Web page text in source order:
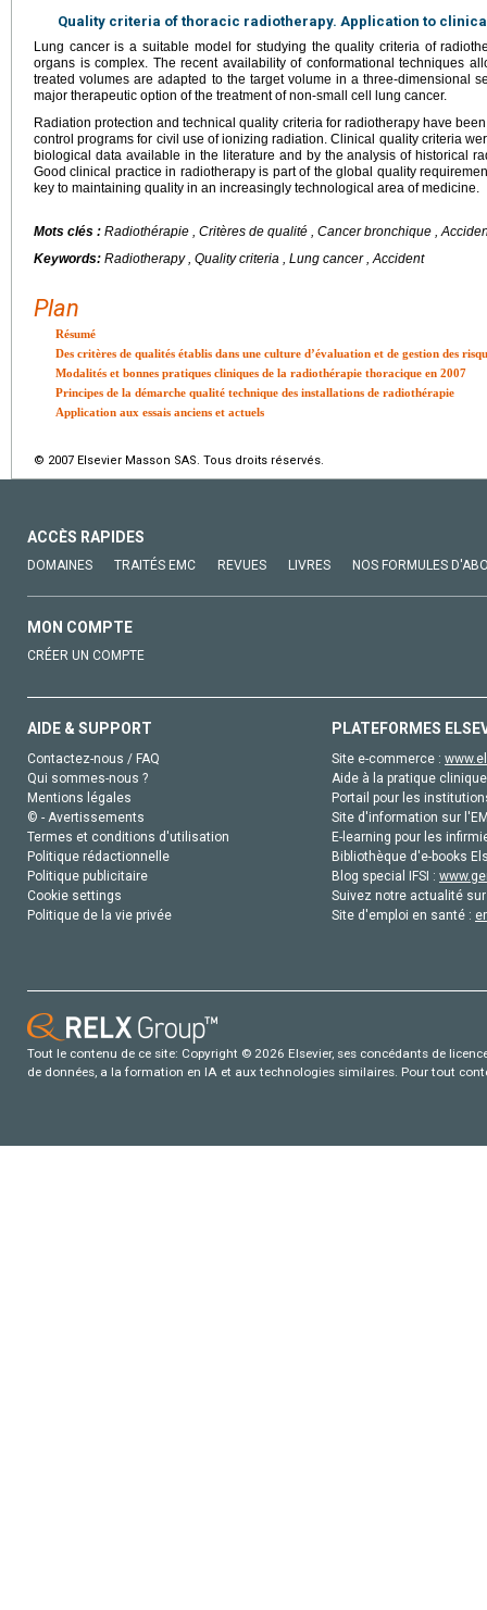
Quality criteria of thoracic radiotherapy. Application to
Lung cancer is a suitable model for studying the quality criteria of
organs is complex. The recent availability of conformational techniques
treated volumes are adapted to the target volume in a three-dimensional
major therapeutic option of the treatment of non-small cell lung cancer.
Radiation protection and technical quality criteria for radiotherapy have
control programs for civil use of ionizing radiation. Clinical quality criteria
biological data available in the literature and by the analysis of historical
Good clinical practice in radiotherapy is part of the global quality
key to maintaining quality in an increasingly technological area of medicine.
Mots clés : Radiothérapie , Critères de qualité , Cancer bronchique ,
Keywords: Radiotherapy , Quality criteria , Lung cancer , Accident
Plan
Résumé
Des critères de qualités établis dans une culture d’évaluation et de gestion des
Modalités et bonnes pratiques cliniques de la radiothérapie thoracique en 2007
Principes de la démarche qualité technique des installations de radiothérapie
Application aux essais anciens et actuels
© 2007 Elsevier Masson SAS. Tous droits réservés.
ACCÈS RAPIDES
DOMAINES TRAITÉS EMC REVUES LIVRES NOS FORMULES
MON COMPTE
CRÉER UN COMPTE
AIDE & SUPPORT
Contactez-nous / FAQ
Qui sommes-nous ?
Mentions légales
© - Avertissements
Termes et conditions d'utilisation
Politique rédactionnelle
Politique publicitaire
Cookie settings
Politique de la vie privée
PLATEFORMES
Site e-commerce :
Aide à la pratique
Portail pour les
Site d'information sur
E-learning pour les
Bibliothèque d'e-books
Blog special IFSI :
Suivez notre actualité
Site d'emploi en santé :
Tout le contenu de ce site: Copyright © 2026 Elsevier, ses concédants de
de données, a la formation en IA et aux technologies similaires. Pour tout